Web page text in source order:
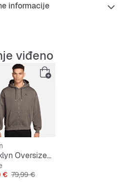
informacije
viđeno
Brooklyn Oversized Full Zip Hoodie
€ Originalna cijena
79,99 €